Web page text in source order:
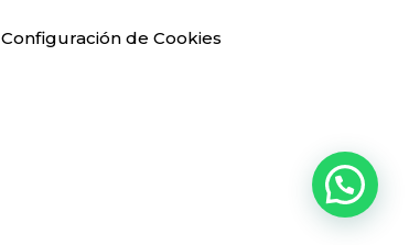
Configuración de Cookies